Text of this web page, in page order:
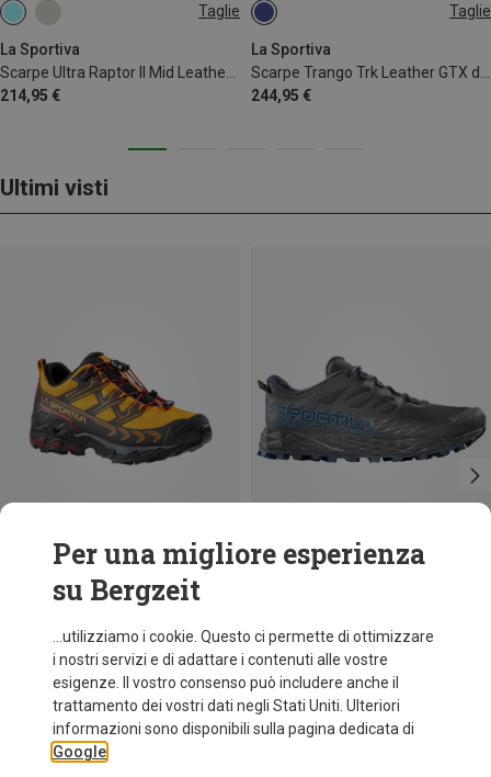
Taglie
La Sportiva
214,95 €
37 41 Taglie
La Sportiva
244,95 €
37.5
Ultimi visti
Risparmi 28%
Per una migliore esperienza
su Bergzeit
...utilizziamo i cookie. Questo ci permette di ottimizzare
i nostri servizi e di adattare i contenuti alle vostre
esigenze. Il vostro consenso può includere anche il
trattamento dei vostri dati negli Stati Uniti. Ulteriori
informazioni sono disponibili sulla pagina dedicata di
Google